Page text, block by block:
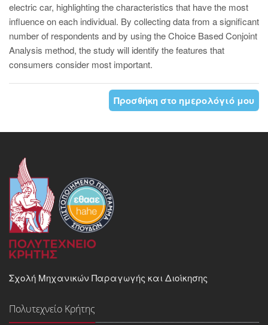
electric car, highlighting the characteristics that have the most
influence on each individual. By collecting data from a significant
number of respondents and by using the Choice Based Conjoint
Analysis method, the study will identify the features that
consumers consider most important.
Προσθήκη στο ημερολόγιό μου
Σχολή Μηχανικών Παραγωγής και Διοίκησης
Πολυτεχνείο Κρήτης